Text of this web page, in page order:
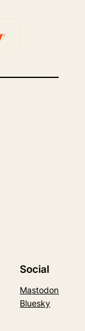
Social
Mastodon
Bluesky